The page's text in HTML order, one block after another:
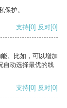
保护。
支持[0] 反对[0]
。比如，可以增加
自动选择最优的线
支持[0] 反对[0]